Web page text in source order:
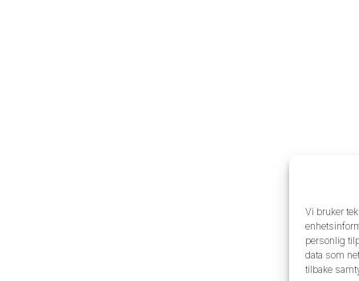
Vi bruker
personlig
data som
tilbake